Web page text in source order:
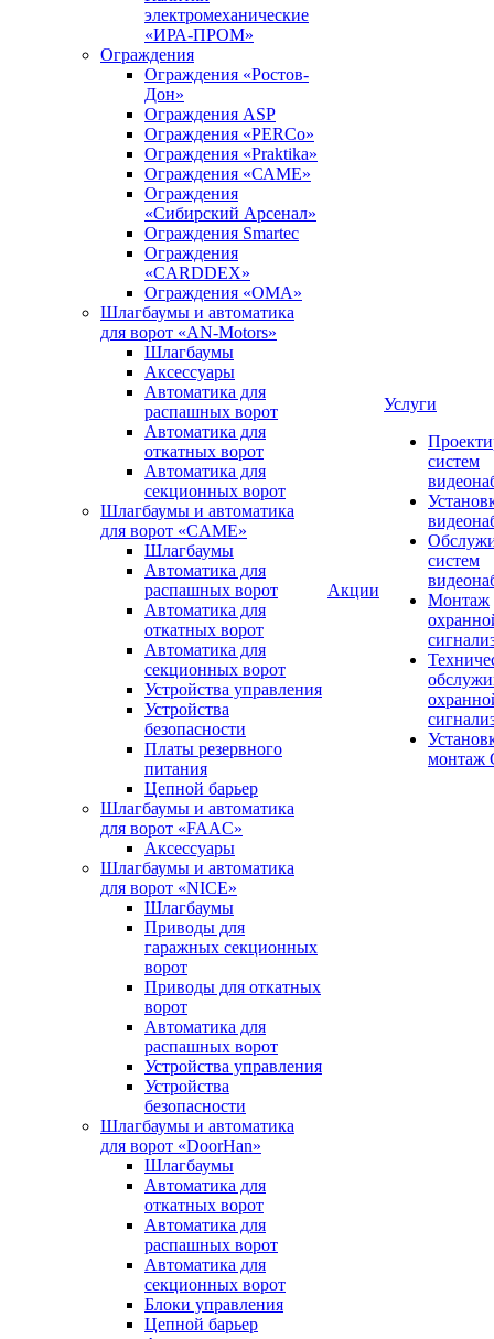
электромеханические
«ИРА-ПРОМ»
Ограждения
Ограждения «Ростов-
Дон»
Ограждения ASP
Ограждения «PERCo»
Ограждения «Praktika»
Ограждения «САМЕ»
Ограждения
«Сибирский Арсенал»
Ограждения Smartec
Ограждения
«CARDDEX»
Ограждения «ОМА»
Шлагбаумы и автоматика
для ворот «AN-Motors»
Шлагбаумы
Аксессуары
Автоматика для
распашных ворот
Автоматика для
откатных ворот
Автоматика для
секционных ворот
Шлагбаумы и автоматика
для ворот «CAME»
Шлагбаумы
Автоматика для
распашных ворот
Автоматика для
откатных ворот
Автоматика для
секционных ворот
Устройства управления
Устройства
безопасности
Платы резервного
питания
Цепной барьер
Шлагбаумы и автоматика
для ворот «FAAC»
Аксессуары
Шлагбаумы и автоматика
для ворот «NICE»
Шлагбаумы
Приводы для
гаражных секционных
ворот
Приводы для откатных
ворот
Автоматика для
распашных ворот
Устройства управления
Устройства
безопасности
Шлагбаумы и автоматика
для ворот «DoorHan»
Шлагбаумы
Автоматика для
откатных ворот
Автоматика для
распашных ворот
Автоматика для
секционных ворот
Блоки управления
Цепной барьер
Акции
Услуги
систем
систем
Монтаж
монтаж